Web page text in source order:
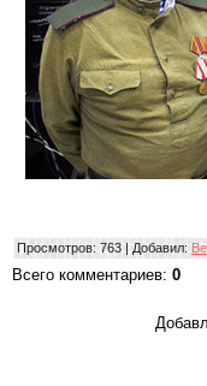
Просмотров: 763 | Добавил:
Всего комментариев: 0